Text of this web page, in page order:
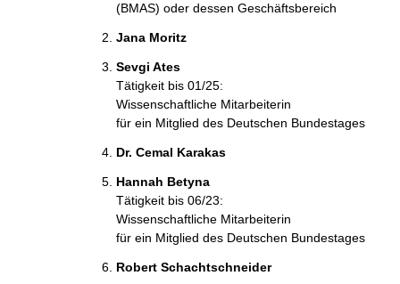
(BMAS) oder dessen Geschäftsbereich
Jana Moritz
Sevgi Ates
Tätigkeit bis 01/25:
Wissenschaftliche Mitarbeiterin
für ein Mitglied des Deutschen Bundestages
Dr. Cemal Karakas
Hannah Betyna
Tätigkeit bis 06/23:
Wissenschaftliche Mitarbeiterin
für ein Mitglied des Deutschen Bundestages
Robert Schachtschneider